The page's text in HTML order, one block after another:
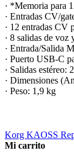
· *Memoria para
· Entradas CV/
· 12 entradas CV
· 8 salidas de voz
· Entrada/Salida
· Puerto USB-C
· Salidas estéreo:
· Dimensiones
· Peso: 1,9 kg
Korg KAOSS
Mi carrito